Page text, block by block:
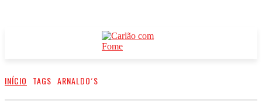
INÍCIO TAGS ARNALDO´S